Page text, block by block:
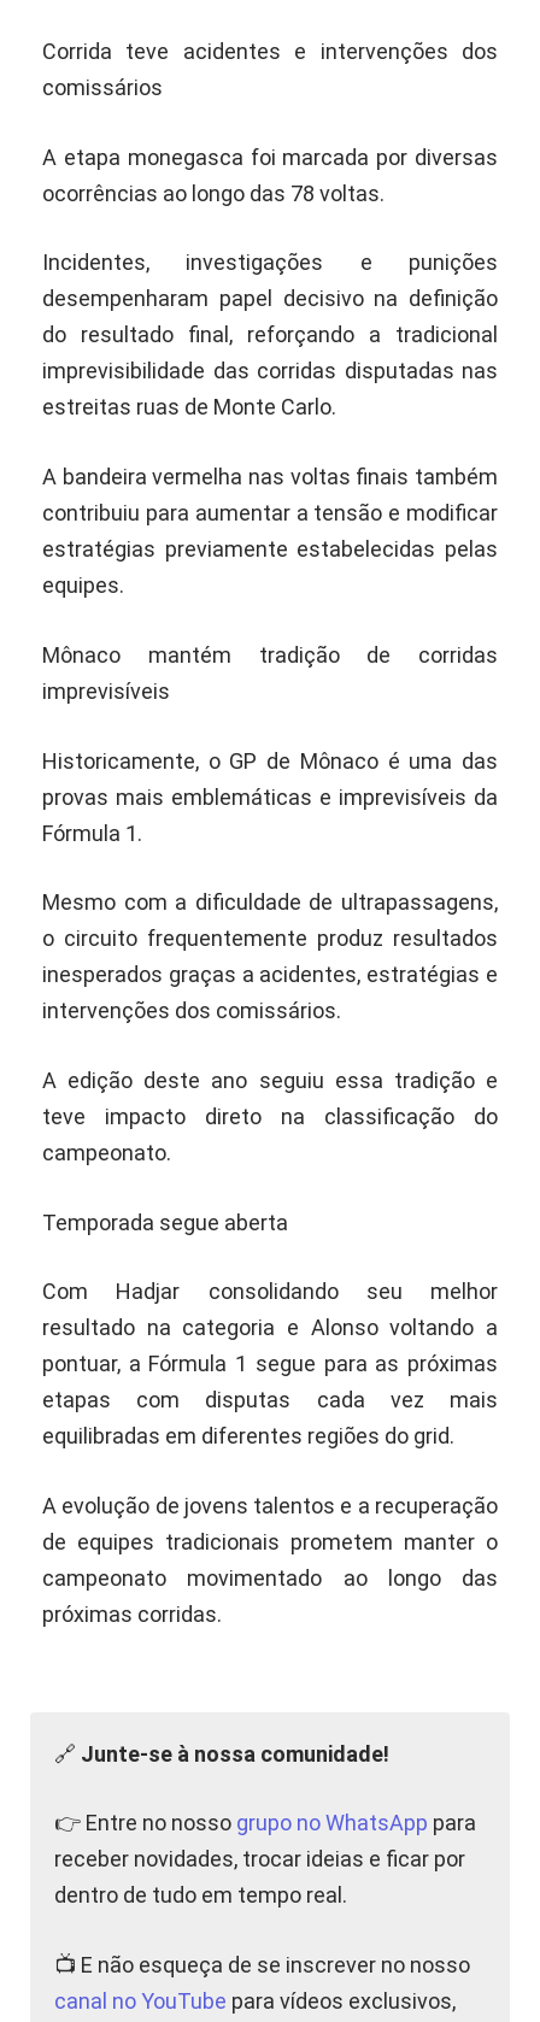
Corrida teve acidentes e intervenções dos
comissários
A etapa monegasca foi marcada por diversas
ocorrências ao longo das 78 voltas.
Incidentes, investigações e punições
desempenharam papel decisivo na definição
do resultado final, reforçando a tradicional
imprevisibilidade das corridas disputadas nas
estreitas ruas de Monte Carlo.
A bandeira vermelha nas voltas finais também
contribuiu para aumentar a tensão e modificar
estratégias previamente estabelecidas pelas
equipes.
Mônaco mantém tradição de corridas
imprevisíveis
Historicamente, o GP de Mônaco é uma das
provas mais emblemáticas e imprevisíveis da
Fórmula 1.
Mesmo com a dificuldade de ultrapassagens,
o circuito frequentemente produz resultados
inesperados graças a acidentes, estratégias e
intervenções dos comissários.
A edição deste ano seguiu essa tradição e
teve impacto direto na classificação do
campeonato.
Temporada segue aberta
Com Hadjar consolidando seu melhor
resultado na categoria e Alonso voltando a
pontuar, a Fórmula 1 segue para as próximas
etapas com disputas cada vez mais
equilibradas em diferentes regiões do grid.
A evolução de jovens talentos e a recuperação
de equipes tradicionais prometem manter o
campeonato movimentado ao longo das
próximas corridas.
🔗 Junte-se à nossa comunidade!
👉 Entre no nosso grupo no WhatsApp para
receber novidades, trocar ideias e ficar por
dentro de tudo em tempo real.
📺 E não esqueça de se inscrever no nosso
canal no YouTube para vídeos exclusivos,